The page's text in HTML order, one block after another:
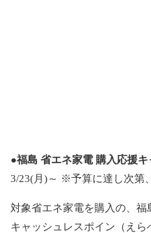
●福島 省エネ家電 購入応援
3/23(月)～ ※予算に達し次第
対象省エネ家電を購入の、福
キャッシュレスポイン（えら